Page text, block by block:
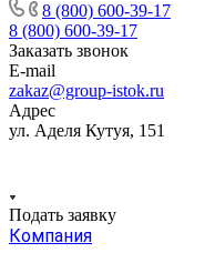
8 (800) 600-39-17
8 (800) 600-39-17
Заказать звонок
E-mail
zakaz@group-istok.ru
Адрес
ул. Аделя Кутуя, 151
Подать заявку
Компания